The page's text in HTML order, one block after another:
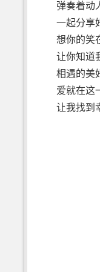
弹奏着动
一起分享
想你的笑
让你知道
相遇的美
爱就在这
让我找到